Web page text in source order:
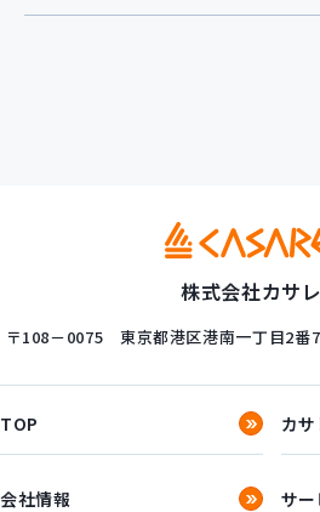
株式会社カサ
〒108－0075 東京都港区港南一丁目2番
TOP カ
会社情報 サー